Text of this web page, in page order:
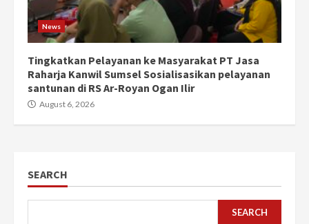
News
Tingkatkan Pelayanan ke Masyarakat PT Jasa
Raharja Kanwil Sumsel Sosialisasikan pelayanan
santunan di RS Ar-Royan Ogan Ilir
August 6, 2026
SEARCH
SEARCH